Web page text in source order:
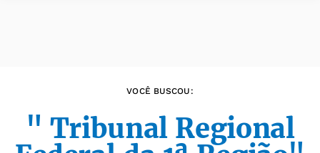
VOCÊ BUSCOU:
" Tribunal Regional